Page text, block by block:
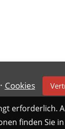
· Cookies
erforderlich.
finden Sie